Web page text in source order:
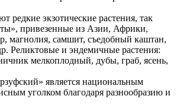
редкие экзотические растения, так
привезенные из Азии, Африки,
магнолия, самшит, съедобный каштан,
Реликтовые и эндемичные растения:
мелкоплодный, дубы, граб, ясень,
является национальным
уголком благодаря разнообразию и